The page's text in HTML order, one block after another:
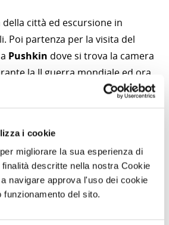
i cookie
migliorare la sua esperienza di
descritte nella nostra Cookie
navigare approva l'uso dei cookie
del sito.
città ed escursione in
Poi partenza per la visita del
a Pushkin dove si trova la camera
la II guerra mondiale ed ora
Pietroburgo a Roma.